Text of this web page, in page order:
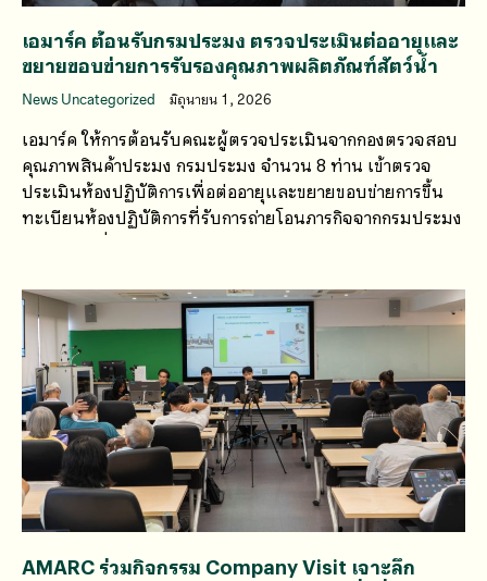
เอมาร์ค ต้อนรับกรมประมง ตรวจประเมินต่ออายุและ
ขยายขอบข่ายการรับรองคุณภาพผลิตภัณฑ์สัตว์น้ำ
News Uncategorized มิถุนายน 1, 2026
เอมาร์ค ให้การต้อนรับคณะผู้ตรวจประเมินจากกองตรวจสอบ
คุณภาพสินค้าประมง กรมประมง จำนวน 8 ท่าน เข้าตรวจ
ประเมินห้องปฏิบัติการเพื่อต่ออายุและขยายขอบข่ายการขึ้น
ทะเบียนห้องปฏิบัติการที่รับการถ่ายโอนภารกิจจากกรมประมง
ระหว่างวันที่ 7–8 พฤษภาคม 2569
AMARC ร่วมกิจกรรม Company Visit เจาะลึก